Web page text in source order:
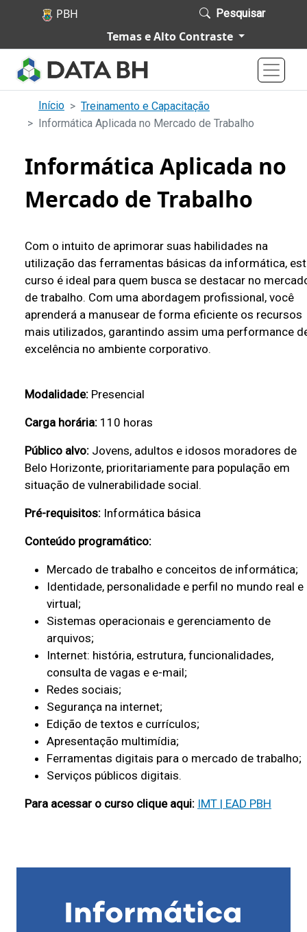
Pular para o conteúdo principal
o
t
a
l
e
a
o
s
d
a
P
r
t
u
a
B
l
H
o
i
z
o
n
t
D
t
Pesquisar
Temas e Alto Contraste
Início
Treinamento e Capacitação
Informática Aplicada no Mercado de Trabalho
Informática Aplicada no
Mercado de Trabalho
Com o intuito de aprimorar suas habilidades na
utilização das ferramentas básicas da informática,
curso é ideal para quem busca se destacar no
de trabalho. Com uma abordagem profissional, você
aprenderá a manusear de forma eficiente os recursos
mais utilizados, garantindo assim uma performance
excelência no ambiente corporativo.
Modalidade: Presencial
Carga horária: 110 horas
Público alvo: Jovens, adultos e idosos moradores de
Belo Horizonte, prioritariamente para população em
situação de vulnerabilidade social.
Pré-requisitos: Informática básica
Conteúdo programático:
Mercado de trabalho e conceitos de informática;
Identidade, personalidade e perfil no mundo real e
virtual;
Sistemas operacionais e gerenciamento de
arquivos;
Internet: história, estrutura, funcionalidades,
consulta de vagas e e-mail;
Redes sociais;
Segurança na internet;
Edição de textos e currículos;
Apresentação multimídia;
Ferramentas digitais para o mercado de trabalho;
Serviços públicos digitais.
Para acessar o curso clique aqui: IMT | EAD PBH